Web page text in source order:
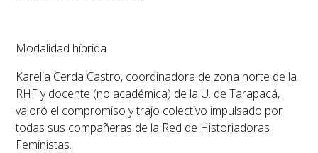
Modalidad híbrida
Karelia Cerda Castro, coordinadora de zona norte de la
RHF y docente (no académica) de la U. de Tarapacá,
valoró el compromiso y trajo colectivo impulsado por
todas sus compañeras de la Red de Historiadoras
Feministas.